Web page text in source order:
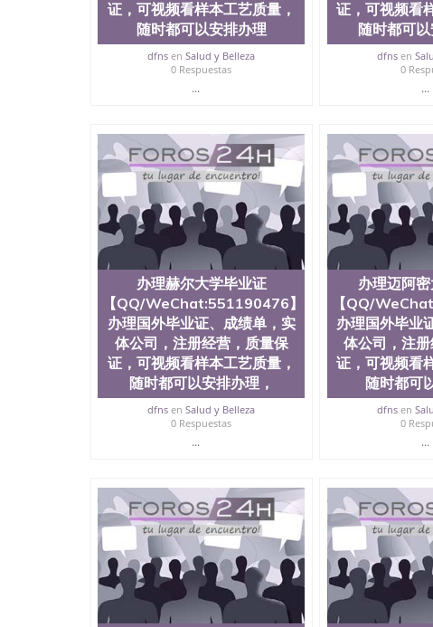
卡，结业证，录取通知书，在读证明等相关材料）
版，尺寸大小，纸张材质，防伪技术等等，并在时
势： 我们在保证合理定价的同时，坚持较高性价比
价比。 咨询顾问：Sam q/微信:551190476 Q/微信
文凭、假文凭假毕业证假学历书制作、假制作、办
认证、留服认证、使馆认证、使馆证明、使馆留学
认证、留学生学历认证、留学生学位认证、英国文
历、新西兰学历认证等q:551190476 微信：
University）圣何塞州立大学毕业证（San Jose
University）圣何塞州立大学成绩单（San Jose
University）圣何塞州立大学成绩单（San Jose
State University）圣何塞州立大学（San Jose State
University）圣何塞州立大学（ San Jose State
圣何塞州立大学文凭（San Jose State University）
圣何塞州立大学文凭（San Jose State University）
塞州立大学学历（San Jose State University）圣何
大学学历（San Jose State University）圣何塞州立
（San Jose State University）圣何塞州立大学（
State University）圣何塞州立大学学位证（San
State University）圣何塞州立大学学位证（San
University）圣何塞州立大学（San Jose State
何塞州立大学（San Jose State University）圣何塞
立大学学位证（San Jose State University）圣何塞
立大学学历证书（San Jose State University）圣何
塞州立大学学历证书（San Jose State University）
读CQU中央昆士兰大学学历 绩单购买学位证书/澳洲
学历offieUniversityofSouthernQueensland 澳洲读
央昆士兰大学学历成绩单购买学位证书/澳洲读本科
理杜伦大学毕业证【QQ/WeChat:551190476】办理
证，可视频看样本工艺质量，随时都可以安排办理
根据客户要求安排办DHU成绩单。线上办理留信认证
证，可视频看样本工艺质量，
随时都可以安排办理
dfns enSalud y Belleza
0 Respuestas
...
证，可视频看
随时都可以
dfnsen
0
...
办理赫尔大学毕业证
【QQ/WeChat:551190476】
办理国外毕业证、成绩单，实
体公司，注册经营，质量保
证，可视频看样本工艺质量，
随时都可以安排办理，
dfns enSalud y Belleza
0 Respuestas
...
办理迈阿
【QQ/
办理国外毕业
体公司，注
证，可视频看
随时都可
dfnsen
0
...